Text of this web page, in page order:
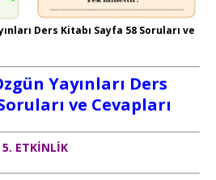
Ders Kitabı Sayfa 58 Soruları ve
Yayınları Ders
ve Cevapları
5. ETKİNLİK